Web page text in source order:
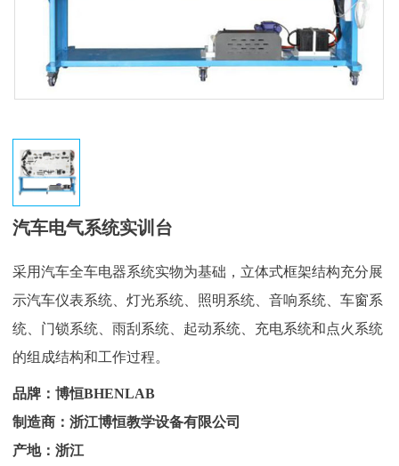
汽车电气系统实训台
采用汽车全车电器系统实物为基础，立体式框架结构充分展
示汽车仪表系统、灯光系统、照明系统、音响系统、车窗系
统、门锁系统、雨刮系统、起动系统、充电系统和点火系统
的组成结构和工作过程。
品牌：博恒BHENLAB
制造商：浙江博恒教学设备有限公司
产地：浙江